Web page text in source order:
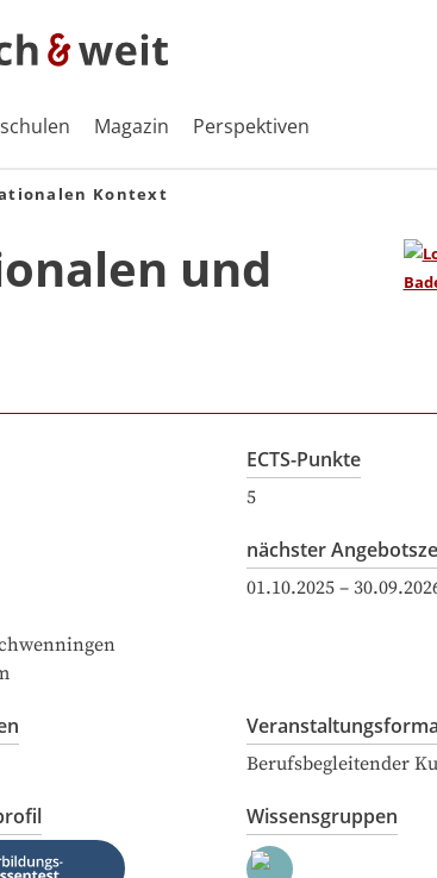
Magazin Perspektiven
Kontext
und
ECTS-Punkte
5
nächster
01.10.2025 –
Berufsbegleitender
Wissensgruppen